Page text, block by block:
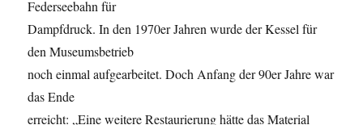
Federseebahn für
Dampfdruck. In den 1970er Jahren wurde der Kessel für
den Museumsbetrieb
noch einmal aufgearbeitet. Doch Anfang der 90er Jahre war
das Ende
erreicht: „Eine weitere Restaurierung hätte das Material